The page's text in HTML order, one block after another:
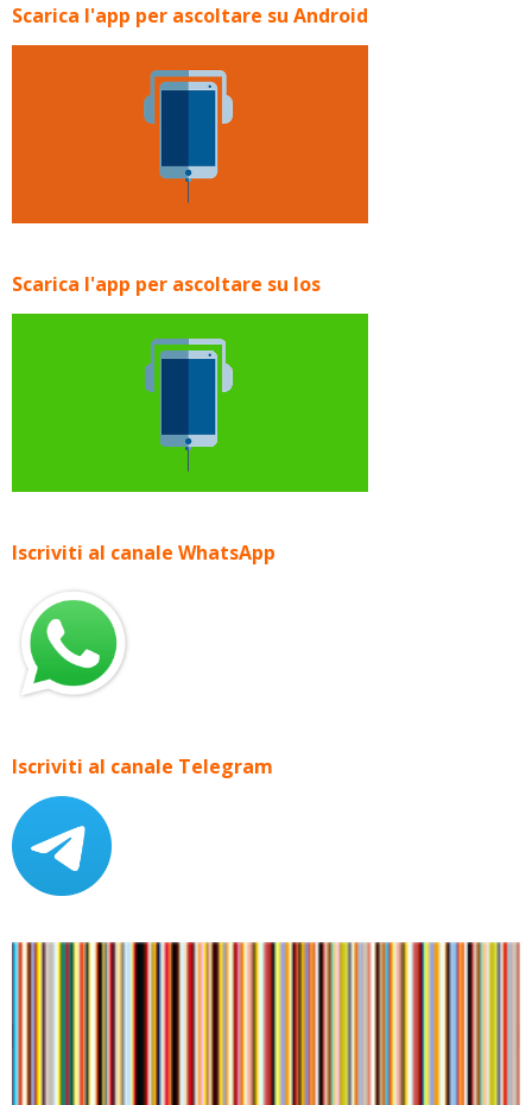
Scarica l'app per ascoltare su Android
Scarica l'app per ascoltare su Ios
Iscriviti al canale WhatsApp
Iscriviti al canale Telegram